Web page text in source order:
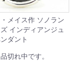
メイス作 ソノラン
インディアンジュ
ダント
切れ中です。